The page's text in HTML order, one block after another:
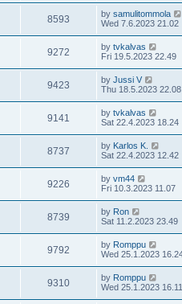
8593 by samulitommola
Wed 7.6.2023 21.02
9272 by tvkalvas
Fri 19.5.2023 22.49
9423 by Jussi V
Thu 18.5.2023 22.08
9141 by tvkalvas
Sat 22.4.2023 18.24
8737 by Karlos K.
Sat 22.4.2023 12.42
9226 by vm44
Fri 10.3.2023 11.07
8739 by Ron
Sat 11.2.2023 23.49
9792 by Romppu
Wed 25.1.2023
9310 by Romppu
Wed 25.1.2023 16.11